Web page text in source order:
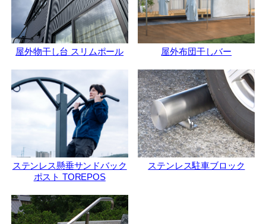
屋外物干し台 スリムポール 屋外布団干しバー
ステンレス懸垂サンドバック
ポスト TOREPOS
ステンレス駐車ブロック